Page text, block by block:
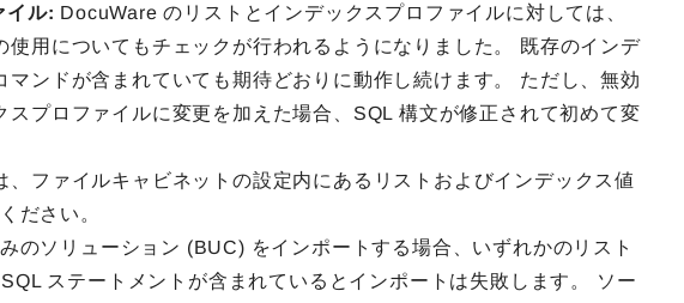
イル: DocuWare のリストとインデックスプロファイルに対しては、
用についてもチェックが行われるようになりました。 既存のインデ
ンドが含まれていても期待どおりに動作し続けます。 ただし、無効
プロファイルに変更を加えた場合、SQL 構文が修正されて初めて変
ファイルキャビネットの設定内にあるリストおよびインデックス値
ださい。
のソリューション (BUC) をインポートする場合、いずれかのリスト
ステートメントが含まれているとインポートは失敗します。 ソー